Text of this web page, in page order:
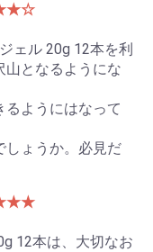
ェル 20g 12本を利
山となるようにな
ようにはなって
しょうか。必見だ
12本は、大切なお